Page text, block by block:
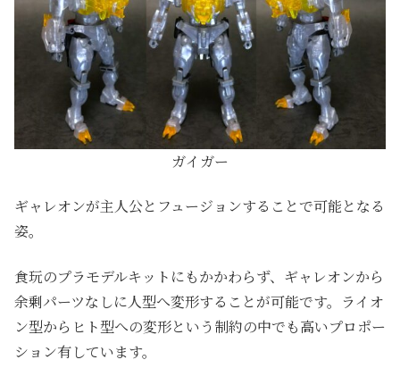
ガイガー
ギャレオンが主人公とフュージョンすることで可能となる
姿。
食玩のプラモデルキットにもかかわらず、ギャレオンから
余剰パーツなしに人型へ変形することが可能です。ライオ
ン型からヒト型への変形という制約の中でも高いプロポー
ション有しています。